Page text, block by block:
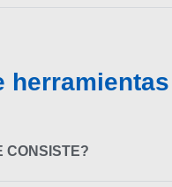
CONSISTE?